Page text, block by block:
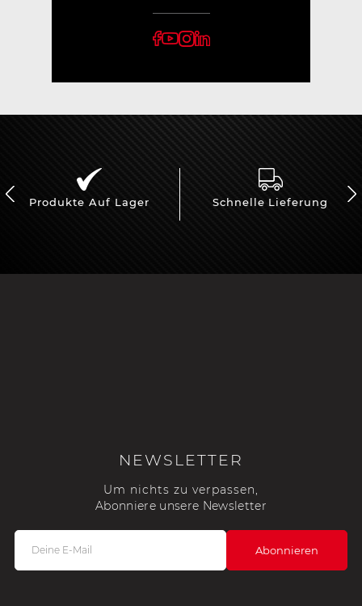
Produkte Auf Lager Schnelle Lieferung
NEWSLETTER
Um nichts zu verpassen,
Abonniere unsere Newsletter